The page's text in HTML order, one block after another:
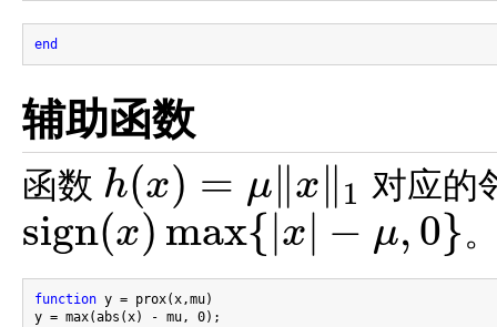
end
辅助函数
函数 h(x) = μ∥x∥ 1
h( x) =μ ‖x‖1 对应的
sign(x) max{|x| − μ, 0}
sign( x)max{| x −μ,0
function y = prox(x,mu)
y = max(abs(x) - mu, 0);